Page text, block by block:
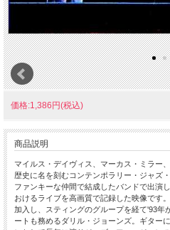
価格:1,386円(税込)
商品説明
マイルス・デイヴィス、マーカス・ミラー
歴史に名を刻むコンテンポラリー・ジャズ
ファンキーな仲間で結成したバンドで出演
おけるライブを高画質で記録した映像です
加入し、スティングのグループを経て'93年
ートも務めるダリル・ジョーンズ。ギター